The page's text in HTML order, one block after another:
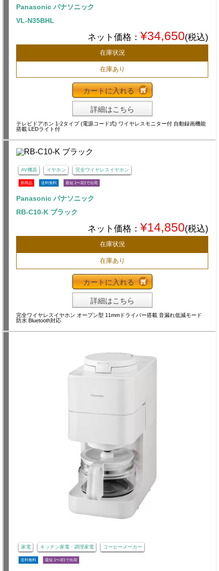
Panasonic パナソニック
VL-N35BHL
ネット価格： ¥34,650(税込)
在庫状況
在庫あり
カートに入れる
詳細はこちら
テレビドアホン 1-2タイプ (電源コード式) ワイヤレスモニター付 自動録画機能
搭載 LEDライト付
AV機器 イヤホン 完全ワイヤレスイヤホン
新商品 送料無料 最短 1〜3日で出荷
Panasonic パナソニック
RB-C10-K ブラック
ネット価格： ¥14,850(税込)
在庫状況
在庫あり
カートに入れる
詳細はこちら
完全ワイヤレスイヤホン オープン型 11mmドライバー搭載 音漏れ低減モード
防水 Bluetooth対応
家電 キッチン家電・調理家電 コーヒーメーカー
送料無料 最短 1〜3日で出荷